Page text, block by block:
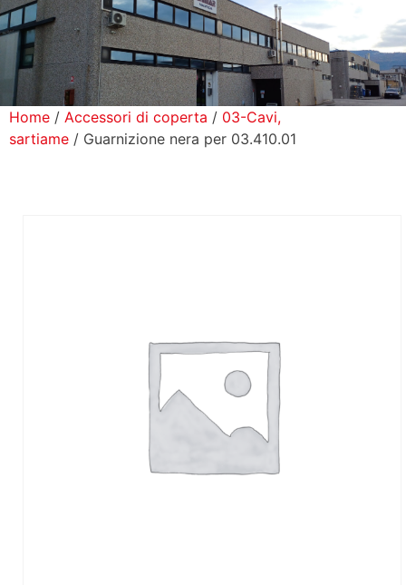
Prodotti
Home / Accessori di coperta / 03-Cavi,
sartiame / Guarnizione nera per 03.410.01